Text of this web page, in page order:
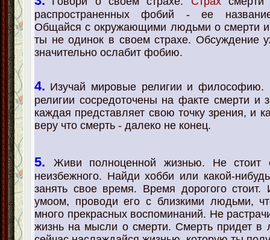
распространенных фобий - ее
Общайся с окружающими людьми о смерти
ты не одинок в своем страхе. Обсуждение
значительно ослабит фобию.
4. Изучай мировые религии и философию.
религии сосредоточены на факте смерти и
каждая представляет свою точку зрения, и
веру что смерть - далеко не конец.
5.
Живи полноценной жизнью. Не стоит
неизбежного. Найди хобби или какой-
занять свое время. Время дорогого стоит.
умоом, проводи его с близкими людьми,
много прекрасных воспоминаний. Не
жизнь на мысли о смерти. Смерть придет в